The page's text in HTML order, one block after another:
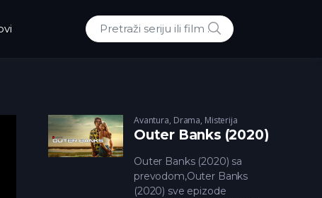
Traži:
POTRAZI
Avantura, Drama, Misterija
Outer Banks (2020)
Outer Banks (2020) sa
prevodom,Outer Banks
(2020) sve epizode